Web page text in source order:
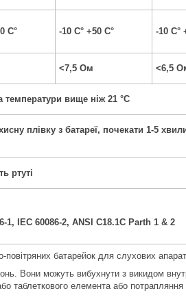
C° -10 C° +50 C° -10 C°
<7,5 Ом <6,5
температури вище ніж 21 °C
плівку з батареї, почекати 1-5
ртуті
1, IEC 60086-2, ANSI C18.1C Parth 1 & 2
батарейок для слухових
Вони можуть вибухнути з викидом
таблеткового елемента або